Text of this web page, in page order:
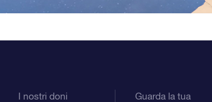
I nostri doni
Guarda la tua